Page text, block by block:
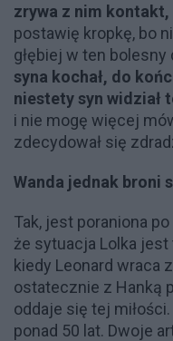
zrywa z nim kontakt,
postawię kropkę, bo
głębiej w ten bolesny
syna kochał, do
niestety syn widział
i nie mogę więcej
zdecydował się
Wanda jednak broni
Tak, jest poraniona
że sytuacja Lolka
kiedy Leonard wraca
ostatecznie z Hanką
oddaje się tej
ponad 50 lat. Dwoje